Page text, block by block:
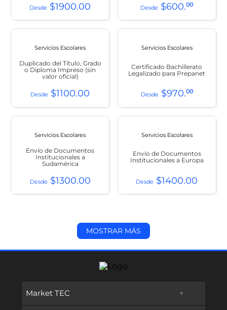
$1900.00 $600.00
Servicios Escolares
Duplicado del Título, Grado
o Diploma Impreso (sin
valor oficial)
$1100.00
Servicios Escolares
Certificado Bachillerato
Legalizado para Prepanet
$970.00
Servicios Escolares
Envío de Documentos
Institucionales a
Sudamérica
$1300.00
Servicios Escolares
Envío de Documentos
Institucionales a Europa
$1400.00
MOSTRAR MÁS
Market TEC +